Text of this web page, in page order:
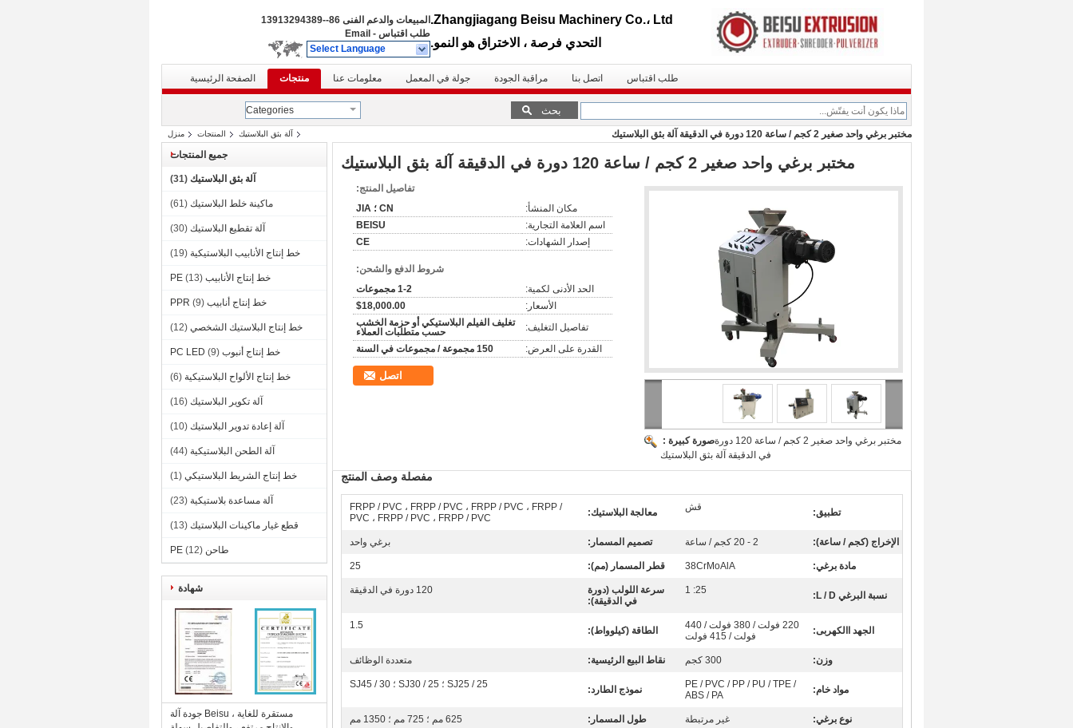
Zhangjiagang Beisu Machinery Co.، Ltd.
التحدي فرصة ، الاختراق هو النمو.
المبيعات والدعم الفنى 86--13913294389
طلب اقتباس -
Email
Select Language
الصفحة الرئيسية منتجات معلومات عنا جولة في المعمل مراقبة الجودة اتصل بنا طلب اقتباس
Categories بحث
منزل المنتجات آلة بثق البلاستيك
مختبر برغي واحد صغير 2 كجم / ساعة 120 دورة في الدقيقة آلة بثق البلاستيك
جميع المنتجات
آلة بثق البلاستيك (31)
ماكينة خلط البلاستيك (61)
آلة تقطيع البلاستيك (30)
خط إنتاج الأنابيب البلاستيكية (19)
خط إنتاج الأنابيب PE (13)
خط إنتاج أنابيب PPR (9)
خط إنتاج البلاستيك الشخصي (12)
خط إنتاج أنبوب PC LED (9)
خط إنتاج الألواح البلاستيكية (6)
آلة تكوير البلاستيك (16)
آلة إعادة تدوير البلاستيك (10)
آلة الطحن البلاستيكية (44)
خط إنتاج الشريط البلاستيكي (1)
آلة مساعدة بلاستيكية (23)
قطع غيار ماكينات البلاستيك (13)
طاحن PE (12)
شهادة
جودة آلة Beisu مستقرة للغاية ،
مختبر برغي واحد صغير 2 كجم / ساعة 120 دورة في الدقيقة آلة بثق البلاستيك
صورة كبيرة :مختبر برغي واحد صغير 2 كجم / ساعة 120 دورة
في الدقيقة آلة بثق البلاستيك
تفاصيل المنتج:
مكان المنشأ:
CN ؛ JIA
اسم العلامة التجارية:
BEISU
إصدار الشهادات:
CE
شروط الدفع والشحن:
الحد الأدنى لكمية:
1-2 مجموعات
الأسعار:
$18,000.00
تفاصيل التغليف:
تغليف الفيلم البلاستيكي أو حزمة الخشب
حسب متطلبات العملاء
القدرة على العرض:
150 مجموعة / مجموعات في السنة
اتصل
مفصلة وصف المنتج
تطبيق: قش معالجة البلاستيك:
FRPP / PVC ، FRPP / PVC ، FRPP / PVC ، FRPP /
PVC ، FRPP / PVC ، FRPP / PVC
الإخراج (كجم / ساعة): 2 - 20 كجم / ساعة تصميم المسمار: برغي واحد
مادة برغي: 38CrMoAlA قطر المسمار (مم): 25
نسبة البرغي L / D: 25: 1
سرعة اللولب (دورة
في الدقيقة):
120 دورة في الدقيقة
الجهد االكهربى:
220 فولت / 380 فولت / 440
فولت / 415 فولت
الطاقة (كيلوواط): 1.5
وزن: 300 كجم نقاط البيع الرئيسية: متعددة الوظائف
مواد خام:
PE / PVC / PP / PU / TPE /
ABS / PA
نموذج الطارد: SJ25 / 25 ؛ SJ30 / 25 ؛ SJ45 / 30
نوع برغي: غير مرتبطة طول المسمار: 625 مم ؛ 725 مم ؛ 1350 مم